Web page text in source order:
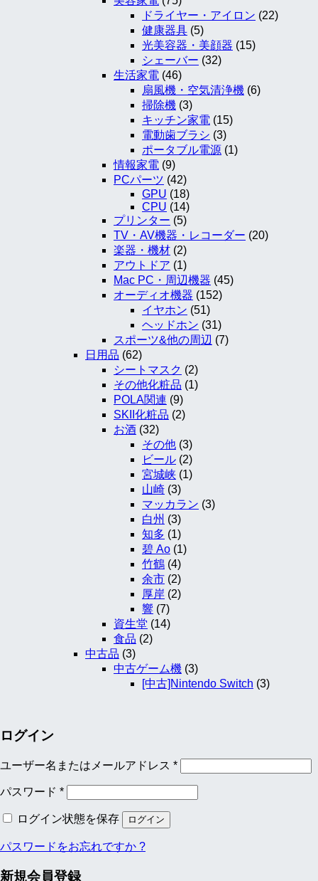
ドライヤー・アイロン (22)
健康器具 (5)
光美容器・美顔器 (15)
シェーバー (32)
生活家電 (46)
扇風機・空気清浄機 (6)
掃除機 (3)
キッチン家電 (15)
電動歯ブラシ (3)
ポータブル電源 (1)
情報家電 (9)
PCパーツ (42)
GPU (18)
CPU (14)
プリンター (5)
TV・AV機器・レコーダー (20)
楽器・機材 (2)
アウトドア (1)
Mac PC・周辺機器 (45)
オーディオ機器 (152)
イヤホン (51)
ヘッドホン (31)
スポーツ&他の周辺 (7)
日用品 (62)
シートマスク (2)
その他化粧品 (1)
POLA関連 (9)
SKII化粧品 (2)
お酒 (32)
その他 (3)
ビール (2)
宮城峡 (1)
山崎 (3)
マッカラン (3)
白州 (3)
知多 (1)
碧 Ao (1)
竹鶴 (4)
余市 (2)
厚岸 (2)
響 (7)
資生堂 (14)
食品 (2)
中古品 (3)
中古ゲーム機 (3)
[中古]Nintendo Switch (3)
ログイン
ユーザー名またはメールアドレス *
パスワード *
ログイン状態を保存 ログイン
パスワードをお忘れですか ?
新規会員登録